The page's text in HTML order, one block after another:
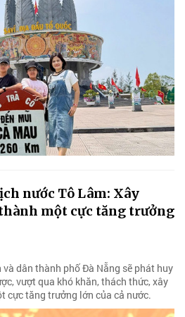
nước Tô Lâm: Xây
một cực tăng trưởng
dân thành phố Đà Nẵng sẽ phát huy
vượt qua khó khăn, thách thức, xây
cực tăng trưởng lớn của cả nước.